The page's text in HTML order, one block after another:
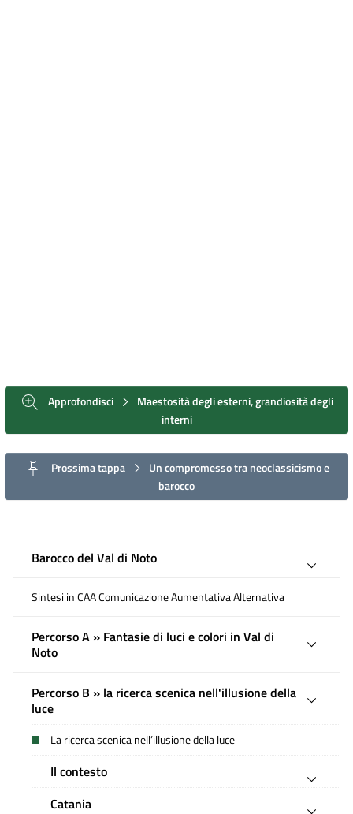
Approfondisci
Maestosità degli esterni, grandiosità degli
interni
Prossima tappa
Un compromesso tra neoclassicismo e
barocco
Barocco del Val di Noto
Sintesi in CAA Comunicazione Aumentativa Alternativa
Percorso A » Fantasie di luci e colori in Val di
Noto
Percorso B » la ricerca scenica nell'illusione della
luce
La ricerca scenica nell’illusione della luce
Il contesto
Catania